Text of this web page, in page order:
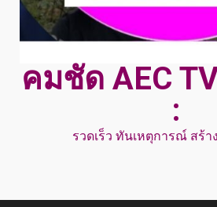
คมชัด AEC
:
รวดเร็ว ทันเหตุการณ์ สร้